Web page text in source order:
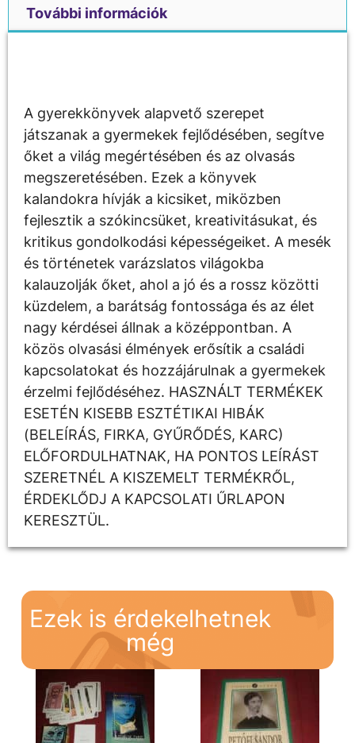
További információk
A gyerekkönyvek alapvető szerepet
játszanak a gyermekek fejlődésében, segítve
őket a világ megértésében és az olvasás
megszeretésében. Ezek a könyvek
kalandokra hívják a kicsiket, miközben
fejlesztik a szókincsüket, kreativitásukat, és
kritikus gondolkodási képességeiket. A mesék
és történetek varázslatos világokba
kalauzolják őket, ahol a jó és a rossz közötti
küzdelem, a barátság fontossága és az élet
nagy kérdései állnak a középpontban. A
közös olvasási élmények erősítik a családi
kapcsolatokat és hozzájárulnak a gyermekek
érzelmi fejlődéséhez. HASZNÁLT TERMÉKEK
ESETÉN KISEBB ESZTÉTIKAI HIBÁK
(BELEÍRÁS, FIRKA, GYŰRŐDÉS, KARC)
ELŐFORDULHATNAK, HA PONTOS LEÍRÁST
SZERETNÉL A KISZEMELT TERMÉKRŐL,
ÉRDEKLŐDJ A KAPCSOLATI ŰRLAPON
KERESZTÜL.
Ezek is érdekelhetnek
még